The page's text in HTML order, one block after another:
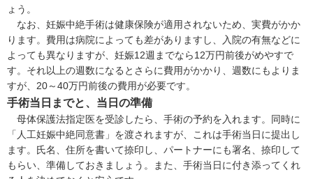
ょう。
なお、妊娠中絶手術は健康保険が適用されないため、実費がかか
ります。費用は病院によっても差がありますし、入院の有無などに
よっても異なりますが、妊娠12週までなら12万円前後がめやすで
す。それ以上の週数になるとさらに費用がかかり、週数にもよりま
すが、20～40万円前後の費用が必要です。
手術当日までと、当日の準備
母体保護法指定医を受診したら、手術の予約を入れます。同時に
「人工妊娠中絶同意書」を渡されますが、これは手術当日に提出し
ます。氏名、住所を書いて捺印し、パートナーにも署名、捺印して
もらい、準備しておきましょう。また、手術当日に付き添ってくれ